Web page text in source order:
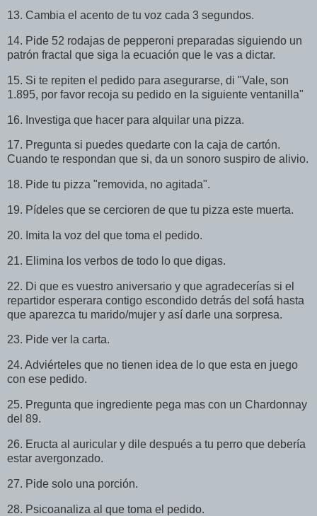
13. Cambia el acento de tu voz cada 3 segundos.
14. Pide 52 rodajas de pepperoni preparadas siguiendo un
patrón fractal que siga la ecuación que le vas a dictar.
15. Si te repiten el pedido para asegurarse, di "Vale, son
1.895, por favor recoja su pedido en la siguiente ventanilla"
16. Investiga que hacer para alquilar una pizza.
17. Pregunta si puedes quedarte con la caja de cartón.
Cuando te respondan que si, da un sonoro suspiro de alivio.
18. Pide tu pizza "removida, no agitada".
19. Pídeles que se cercioren de que tu pizza este muerta.
20. Imita la voz del que toma el pedido.
21. Elimina los verbos de todo lo que digas.
22. Di que es vuestro aniversario y que agradecerías si el
repartidor esperara contigo escondido detrás del sofá hasta
que aparezca tu marido/mujer y así darle una sorpresa.
23. Pide ver la carta.
24. Adviérteles que no tienen idea de lo que esta en juego
con ese pedido.
25. Pregunta que ingrediente pega mas con un Chardonnay
del 89.
26. Eructa al auricular y dile después a tu perro que debería
estar avergonzado.
27. Pide solo una porción.
28. Psicoanaliza al que toma el pedido.